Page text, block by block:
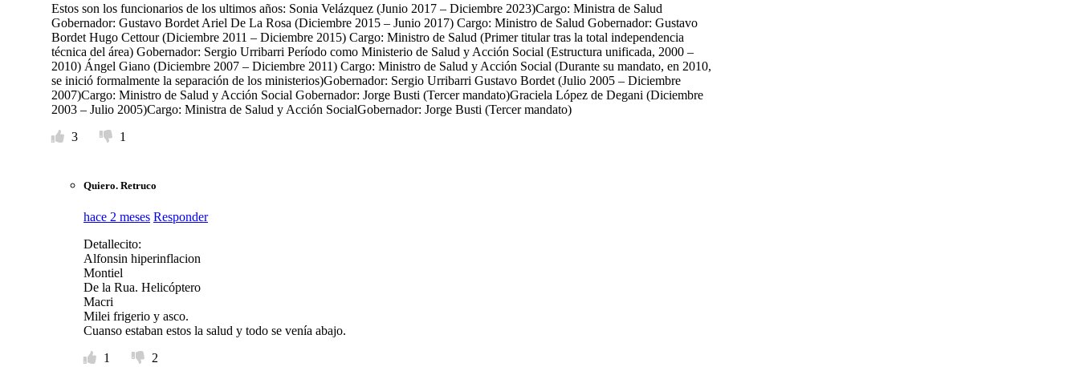
Estos son los funcionarios de los ultimos años: Sonia Velázquez (Junio 2017 – Diciembre 2023)Cargo: Ministra de Salud
Gobernador: Gustavo Bordet Ariel De La Rosa (Diciembre 2015 – Junio 2017) Cargo: Ministro de Salud Gobernador: Gustavo
Bordet Hugo Cettour (Diciembre 2011 – Diciembre 2015) Cargo: Ministro de Salud (Primer titular tras la total independencia
técnica del área) Gobernador: Sergio Urribarri Período como Ministerio de Salud y Acción Social (Estructura unificada, 2000 –
2010) Ángel Giano (Diciembre 2007 – Diciembre 2011) Cargo: Ministro de Salud y Acción Social (Durante su mandato, en 2010,
se inició formalmente la separación de los ministerios)Gobernador: Sergio Urribarri Gustavo Bordet (Julio 2005 – Diciembre
2007)Cargo: Ministro de Salud y Acción Social Gobernador: Jorge Busti (Tercer mandato)Graciela López de Degani (Diciembre
2003 – Julio 2005)Cargo: Ministra de Salud y Acción SocialGobernador: Jorge Busti (Tercer mandato)
3
1
Quiero. Retruco
hace 2 meses Responder
Detallecito:
Alfonsin hiperinflacion
Montiel
De la Rua. Helicóptero
Macri
Milei frigerio y asco.
Cuanso estaban estos la salud y todo se venía abajo.
1
2